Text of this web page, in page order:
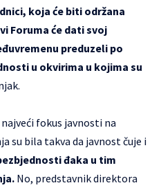
koja će biti održana
Foruma će dati svoj
preduzeli po
u okvirima u kojima su
fokus javnosti na
su bila takva da javnost čuje i
đaka u tim
No, predstavnik direktora